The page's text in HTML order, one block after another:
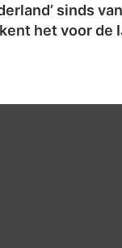
sinds
het voor de